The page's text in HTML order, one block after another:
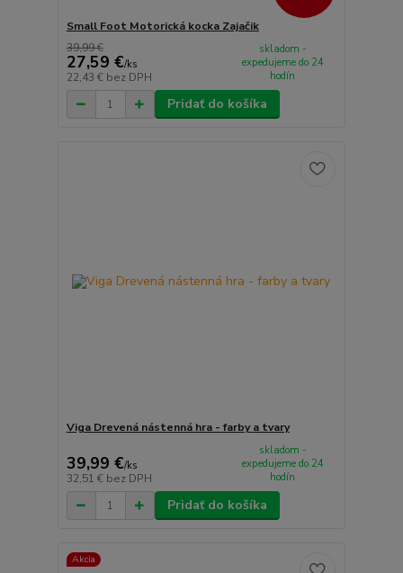
Small Foot Motorická kocka Zajačik
39,99 €
27,59 €/ks
22,43 € bez DPH
skladom -
expedujeme do 24
hodín
Pridať do košíka
Viga Drevená nástenná hra - farby a tvary
39,99 €/ks
32,51 € bez DPH
skladom -
expedujeme do 24
hodín
Pridať do košíka
Akcia